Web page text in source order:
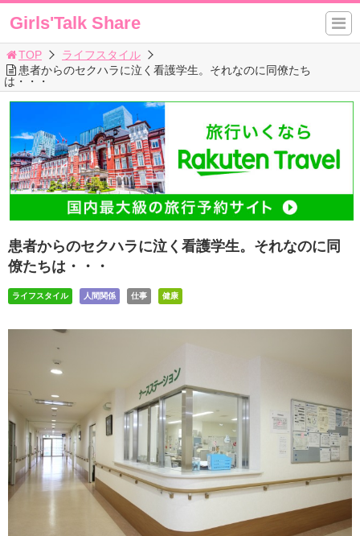
Girls'Talk Share
TOP
ライフスタイル
患者からのセクハラに泣く看護学生。それなのに同僚たち
は・・・
患者からのセクハラに泣く看護学生。それなのに同
僚たちは・・・
ライフスタイル 人間関係 仕事 健康